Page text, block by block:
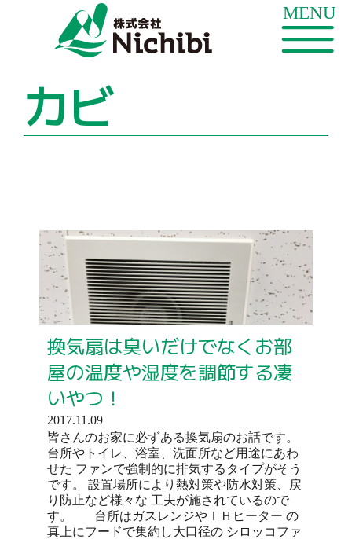
カビ
換気扇は臭いだけでなくお部
屋の温度や湿度を調節する凄
いやつ！
2017.11.09
皆さんのお家に必ずある換気扇のお話です。
台所やトイレ、浴室、洗面所など用途にあわ
せた ファンで強制的に排気するタイプがそう
です。 設置場所により熱対策や防水対策、戻
り防止など様々な 工夫が施されているので
す。 台所はガスレンジやＩＨヒーター の
真上にフードで集約し大口径の シロッコファ